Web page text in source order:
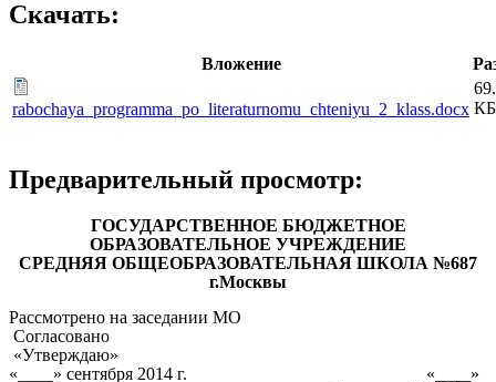
Скачать:
Вложение
rabochaya_programma_po_literaturnomu_chteniyu_2_klass.docx КБ
Предварительный просмотр:
ГОСУДАРСТВЕННОЕ БЮДЖЕТНОЕ
ОБРАЗОВАТЕЛЬНОЕ УЧРЕЖДЕНИЕ
СРЕДНЯЯ ОБЩЕОБРАЗОВАТЕЛЬНАЯ ШКОЛА №687
г.Москвы
Рассмотрено на заседании МО
Согласовано
«Утверждаю»
«____» сентября 2014 г. «____»